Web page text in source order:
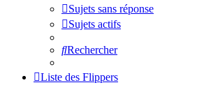
Sujets sans réponse
Sujets actifs
Rechercher
Liste des Flippers